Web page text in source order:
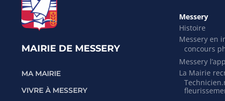
MAIRIE DE MESSERY
MA MAIRIE
VIVRE À MESSERY
Messery
Histoire
Messery en
concours
Messery
La Mairie